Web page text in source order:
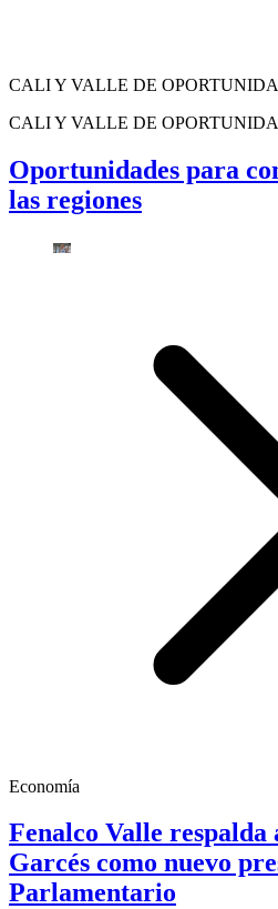
CALI Y VALLE DE
CALI Y VALLE DE
Oportunidades para
las regiones
Economía
Fenalco Valle
Garcés como nuevo
Parlamentario